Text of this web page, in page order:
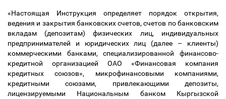
«Настоящая Инструкция определяет порядок открытия,
ведения и закрытия банковских счетов, счетов по банковским
вкладам (депозитам) физических лиц, индивидуальных
предпринимателей и юридических лиц (далее – клиенты)
коммерческими банками, специализированной финансово-
кредитной организацией ОАО «Финансовая компания
кредитных союзов», микрофинансовыми компаниями,
кредитными союзами, привлекающими депозиты,
лицензируемыми Национальным банком Кыргызской